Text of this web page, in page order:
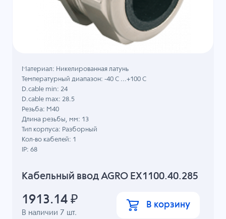
Кабельный ввод AGRO EX1100.40.285
В наличии 7 шт.
Материал: Никелированная латунь
Температурный диапазон: -40 C ...+100 C
D.cable min: 24
D.cable max: 28.5
Резьба: M40
Длина резьбы, мм: 13
Тип корпуса: Разборный
Кол-во кабелей: 1
IP: 68
1913.14 ₽ В корзину